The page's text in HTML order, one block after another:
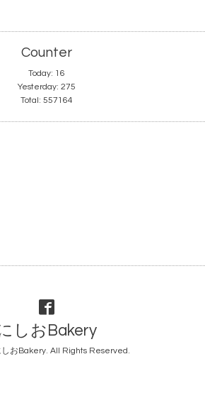
Counter
Today: 16
Yesterday: 275
Total: 557164
しおBakery
しおBakery. All Rights Reserved.